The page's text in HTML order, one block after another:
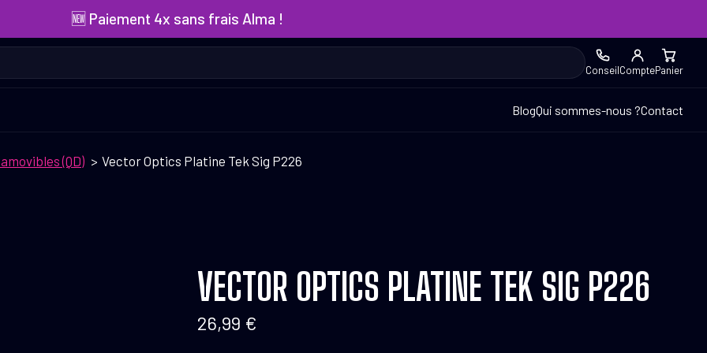
🆕 Paiement 4x sans frais Alma !
ConseilComptePanier
BlogQui sommes-nous ?Contact
(QD) Vector Optics Platine Tek Sig P226
VECTOR OPTICS PLATINE TEK SIG P226
26,99 €